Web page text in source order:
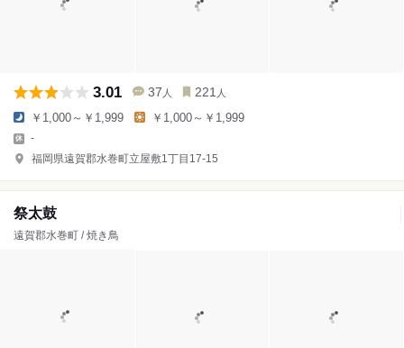
3.01 37 人 221 人
￥1,000～￥1,999 ￥1,000～￥1,999
-
福岡県遠賀郡水巻町立屋敷1丁目17-15
祭太鼓
遠賀郡水巻町 / 焼き鳥